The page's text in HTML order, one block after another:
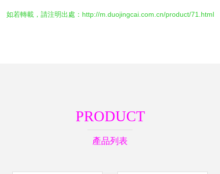
如若轉載，請注明出處：http://m.duojingcai.com.cn/product/71.html
PRODUCT
產品列表